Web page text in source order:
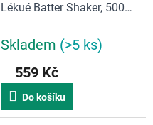
Lékué Batter Shaker, 500
Skladem (>5 ks)
559 Kč
Do košíku